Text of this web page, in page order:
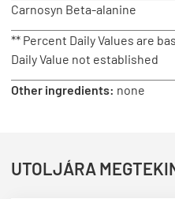
Carnosyn Beta-alanine
** Percent Daily Values are
Daily Value not established
Other ingredients: none
UTOLJÁRA